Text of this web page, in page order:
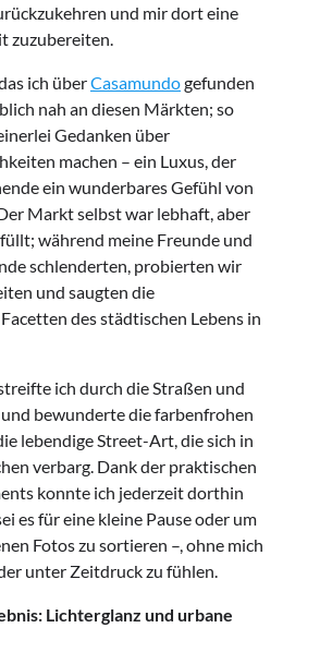
und mir dort eine
zuzubereiten.
ich überCasamundogefunden
nah an diesen Märkten; so
Gedanken über
machen – ein Luxus, der
ein wunderbares Gefühl von
Markt selbst war lebhaft, aber
während meine Freunde und
schlenderten, probierten wir
und saugten die
des städtischen Lebens in
ich durch die Straßen und
und bewunderte die farbenfrohen
lebendige Street-Art, die sich in
verbarg. Dank der praktischen
konnte ich jederzeit dorthin
es für eine kleine Pause oder um
Fotos zu sortieren –, ohne mich
unter Zeitdruck zu fühlen.
Lichterglanz und urbane